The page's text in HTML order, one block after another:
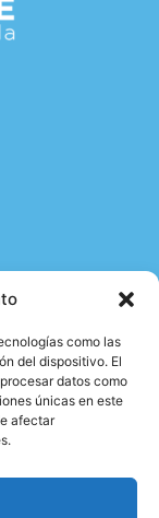
como las
del dispositivo. El
datos como
únicas en este
afectar